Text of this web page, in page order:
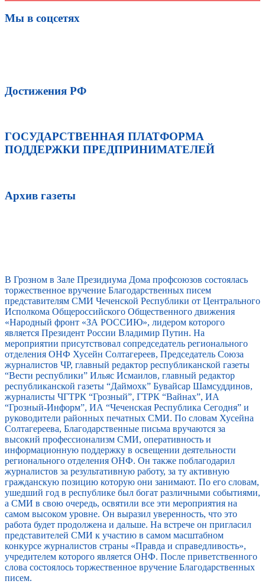
Мы в соцсетях
Достижения РФ
ГОСУДАРСТВЕННАЯ ПЛАТФОРМА
ПОДДЕРЖКИ ПРЕДПРИНИМАТЕЛЕЙ
Архив газеты
В Грозном в Зале Президиума Дома профсоюзов состоялась
торжественное вручение Благодарственных писем
представителям СМИ Чеченской Республики от Центрального
Исполкома Общероссийского Общественного движения
«Народный фронт «ЗА РОССИЮ», лидером которого
является Президент России Владимир Путин. На
мероприятии присутствовал сопредседатель регионального
отделения ОНФ Хусейн Солтагереев, Председатель Союза
журналистов ЧР, главный редактор республиканской газеты
“Вести республики” Ильяс Исмаилов, главный редактор
республиканской газеты “Даймохк” Бувайсар Шамсуддинов,
журналисты ЧГТРК “Грозный”, ГТРК “Вайнах”, ИА
“Грозный-Информ”, ИА “Чеченская Республика Сегодня” и
руководители районных печатных СМИ. По словам Хусейна
Солтагереева, Благодарственные письма вручаются за
высокий профессионализм СМИ, оперативность и
информационную поддержку в освещении деятельности
регионального отделения ОНФ. Он также поблагодарил
журналистов за результативную работу, за ту активную
гражданскую позицию которую они занимают. По его словам,
ушедший год в республике был богат различными событиями,
а СМИ в свою очередь, освятили все эти мероприятия на
самом высоком уровне. Он выразил уверенность, что это
работа будет продолжена и дальше. На встрече он пригласил
представителей СМИ к участию в самом масштабном
конкурсе журналистов страны «Правда и справедливость»,
учредителем которого является ОНФ. После приветственного
слова состоялось торжественное вручение Благодарственных
писем.